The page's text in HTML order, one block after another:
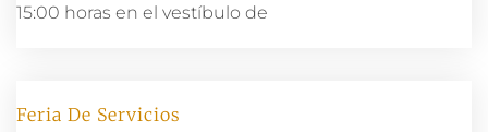
15:00 horas en el vestíbulo de
Feria De Servicios